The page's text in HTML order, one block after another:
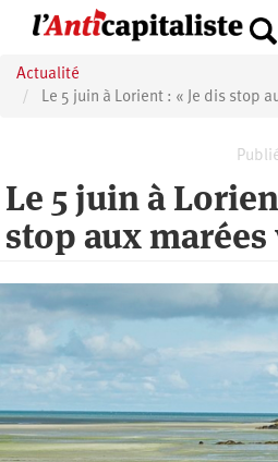
principal
Actualité
Le 5 juin à Lorient : « Je dis stop
Le 5 juin à
stop aux marées